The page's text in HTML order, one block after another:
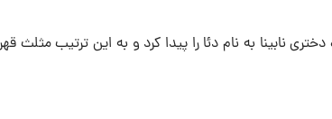
نابینا به نام دئا را پیدا کرد و به این ترتیب مثلث